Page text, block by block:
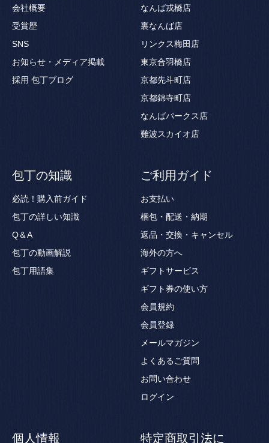
会社概要
受賞歴
SNS
お知らせ・メディア掲載
採用 包丁ブログ
なんば戎橋店
裏なんば店
リンクス梅田店
東京合羽橋店
京都先斗町店
京都錦寺町店
なんばパークス店
難波スカイオ店
包丁の知識
必読！購入前ガイド
包丁の詳しい知識
Q＆A
包丁の動画解説
包丁用語集
ご利用ガイド
お支払い
梱包・配送・納期
返品・交換・キャンセル
海外の方へ
ギフトサービス
ギフト券の使い方
会員規約
会員登録
メールマガジン
よくあるご質問
お問い合わせ
ログイン
個人情報 特定商取引法に